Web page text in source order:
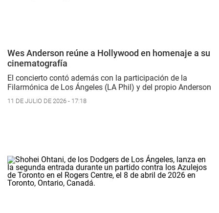
Wes Anderson reúne a Hollywood en homenaje a su
cinematografía
El concierto contó además con la participación de la
Filarmónica de Los Ángeles (LA Phil) y del propio Anderson
11 DE JULIO DE 2026 - 17:18